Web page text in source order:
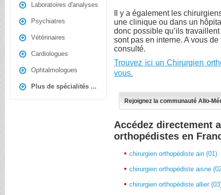
Laboratoires d'analyses
Psychiatres
Vétérinaires
Cardiologues
Ophtalmologues
Plus de spécialités ...
Il y a également les
une clinique ou dans un
donc possible qu’ils
sont pas en interne. A vous
consulté.
Trouvez ici un Chirurgien
vous.
Rejoignez la communauté Allo-
Accédez directement
orthopédistes en
chirurgien orthopédiste ain (01)
chirurgien orthopédiste aisne
chirurgien orthopédiste allier